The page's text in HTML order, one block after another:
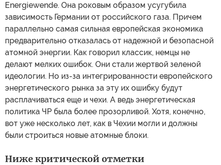
Energiewende. Она роковым образом усугубила
зависимость Германии от российского газа. Причем
параллельно самая сильная европейская экономика
предварительно отказалась от надежной и безопасной
атомной энергии. Как говорил классик, немцы не
делают мелких ошибок. Они стали жертвой зеленой
идеологии. Но из-за интегрированности европейского
энергетического рынка за эту их ошибку будут
расплачиваться еще и чехи. А ведь энергетическая
политика ЧР была более прозорливой. Хотя, конечно,
вот уже несколько лет, как в Чехии могли и должны
были строиться новые атомные блоки.
Ниже критической отметки